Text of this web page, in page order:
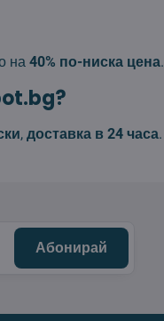
на40% по-ниска цена.
,доставка в 24 часа.
Абонирай